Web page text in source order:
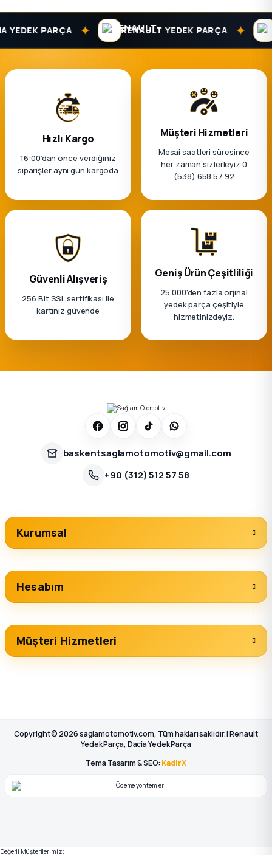
PARÇA ✦ RENAULT YEDEK PARÇA ✦
Hızlı Kargo
16:00’dan önce verdiğiniz
siparişler aynı gün kargoda
Müşteri Hizmetleri
Mesai saatleri süresince
her zaman sizlerleyiz 0
(538) 658 57 92
Güvenli Alışveriş
256 Bit SSL sertifikası ile
kartınız güvende
Geniş Ürün Çeşitliliği
25.000'den fazla orjinal
yedek parça çeşitiyle
hizmetinizdeyiz.
baskentsaglamotomotiv@gmail.com
+90 (312) 512 57 58
Kurumsal
Hesabım
Müşteri Hizmetleri
Copyright © 2026 saglamotomotiv.com, Tüm hakları saklıdır. | Renault
Yedek Parça, Dacia Yedek Parça
Tema Tasarım & SEO: KadirX
Değerli Müşterilerimiz;